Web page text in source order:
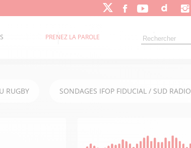
PRENEZ LA PAROLE
RUGBY SONDAGES IFOP FIDUCIAL / SUD RADIO